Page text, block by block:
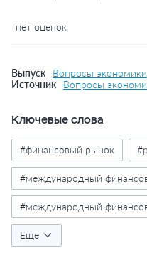
нет оценок
Выпуск
Вопросы
Источник
Вопросы
Ключевые слова
#финансовый рынок
#международный
#международный
#долгосрочные инвестиции
Еще